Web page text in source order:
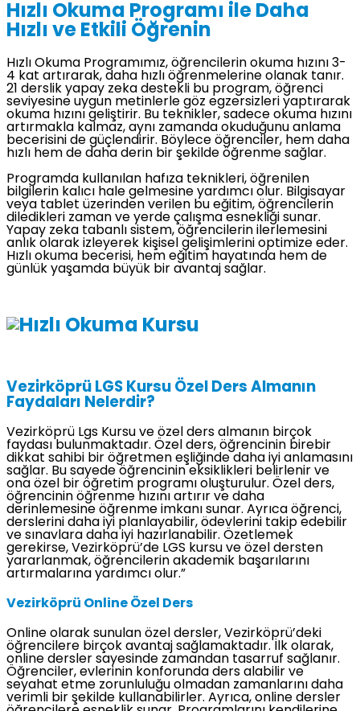
Hızlı Okuma Programı ile Daha
Hızlı ve Etkili Öğrenin
Hızlı Okuma Programımız, öğrencilerin okuma hızını 3-
4 kat artırarak, daha hızlı öğrenmelerine olanak tanır.
21 derslik yapay zeka destekli bu program, öğrenci
seviyesine uygun metinlerle göz egzersizleri yaptırarak
okuma hızını geliştirir. Bu teknikler, sadece okuma hızını
artırmakla kalmaz, aynı zamanda okuduğunu anlama
becerisini de güçlendirir. Böylece öğrenciler, hem daha
hızlı hem de daha derin bir şekilde öğrenme sağlar.
Programda kullanılan hafıza teknikleri, öğrenilen
bilgilerin kalıcı hale gelmesine yardımcı olur. Bilgisayar
veya tablet üzerinden verilen bu eğitim, öğrencilerin
diledikleri zaman ve yerde çalışma esnekliği sunar.
Yapay zeka tabanlı sistem, öğrencilerin ilerlemesini
anlık olarak izleyerek kişisel gelişimlerini optimize eder.
Hızlı okuma becerisi, hem eğitim hayatında hem de
günlük yaşamda büyük bir avantaj sağlar.
Vezirköprü LGS Kursu Özel Ders Almanın
Faydaları Nelerdir?
Vezirköprü Lgs Kursu ve özel ders almanın birçok
faydası bulunmaktadır. Özel ders, öğrencinin birebir
dikkat sahibi bir öğretmen eşliğinde daha iyi anlamasını
sağlar. Bu sayede öğrencinin eksiklikleri belirlenir ve
ona özel bir öğretim programı oluşturulur. Özel ders,
öğrencinin öğrenme hızını artırır ve daha
derinlemesine öğrenme imkanı sunar. Ayrıca öğrenci,
derslerini daha iyi planlayabilir, ödevlerini takip edebilir
ve sınavlara daha iyi hazırlanabilir. Özetlemek
gerekirse, Vezirköprü’de LGS kursu ve özel dersten
yararlanmak, öğrencilerin akademik başarılarını
artırmalarına yardımcı olur.”
Vezirköprü Online Özel Ders
Online olarak sunulan özel dersler, Vezirköprü’deki
öğrencilere birçok avantaj sağlamaktadır. İlk olarak,
online dersler sayesinde zamandan tasarruf sağlanır.
Öğrenciler, evlerinin konforunda ders alabilir ve
seyahat etme zorunluluğu olmadan zamanlarını daha
verimli bir şekilde kullanabilirler. Ayrıca, online dersler